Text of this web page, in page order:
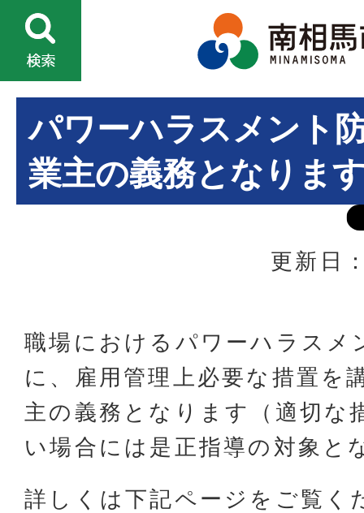
パワーハラスメント
業主の義務となりま
更新日
職場におけるパワーハラスメ
に、雇用管理上必要な措置を
主の義務となります（適切な
い場合には是正指導の対象と
詳しくは下記ページをご覧く